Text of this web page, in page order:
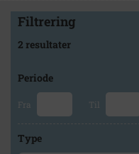
Filtrering
2 resultater
Periode
Fra Til
Type